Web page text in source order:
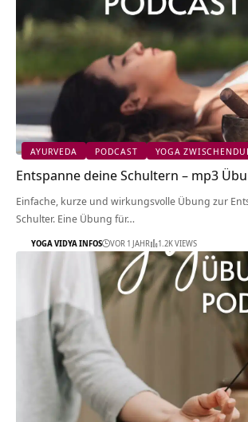
AYURVEDA PODCAST YOGA
Entspanne deine Schultern – mp3
Einfache, kurze und wirkungsvolle Übung zur
Schulter. Eine Übung für…
YOGA VIDYA INFOS VOR 1 JAHR 1.2K VIEWS